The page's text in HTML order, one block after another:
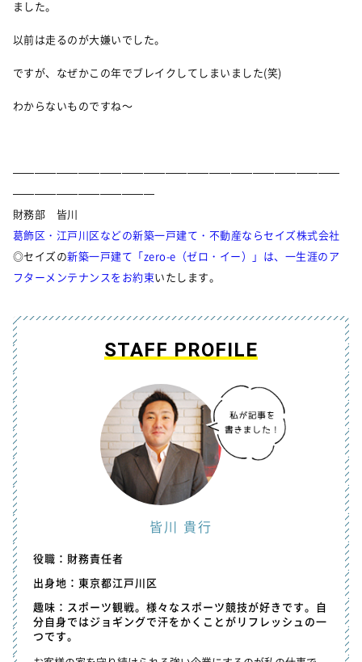
ました。
以前は走るのが大嫌いでした。
ですが、なぜかこの年でブレイクしてしまいました(笑)
わからないものですね～
——————————————————————————————
—————————————
財務部 皆川
葛飾区・江戸川区などの新築一戸建て・不動産ならセイズ株式会社
◎セイズの新築一戸建て「zero-e（ゼロ・イー）」は、一生涯のア
フターメンテナンスをお約束いたします。
STAFF PROFILE
皆川 貴行
役職：財務責任者
出身地：東京都江戸川区
趣味：スポーツ観戦。様々なスポーツ競技が好きです。自
分自身ではジョギングで汗をかくことがリフレッシュの一
つです。